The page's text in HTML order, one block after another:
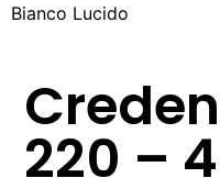
Bianco Lucido
220 –